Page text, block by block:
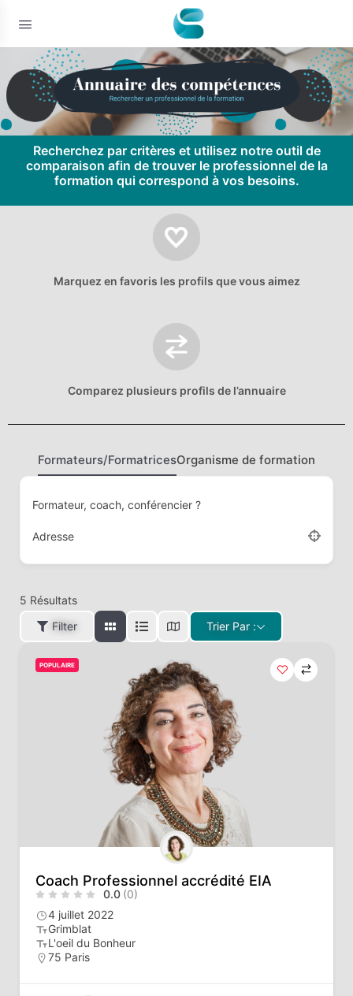
Recherchez par critères et utilisez notre outil de
comparaison afin de trouver le professionnel de la
formation qui correspond à vos besoins.
Marquez en favoris les profils que vous aimez
Comparez plusieurs profils de l’annuaire
Formateurs/FormatricesOrganisme de formation
Formateur, coach, conférencier ?
Adresse
5 Résultats
Filter
Trier Par :
POPULAIRE
Coach Professionnel accrédité EIA
0.0 (0)
4 juillet 2022
Grimblat
L'oeil du Bonheur
75 Paris